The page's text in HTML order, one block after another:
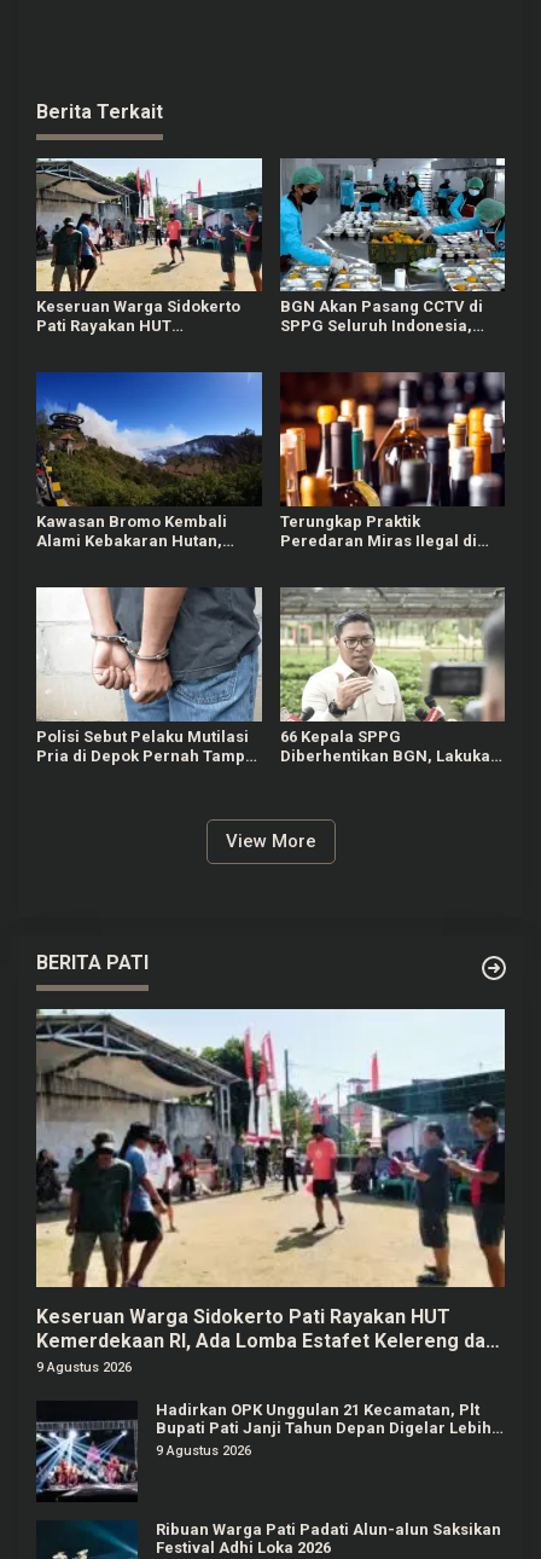
Berita Terkait
Keseruan Warga Sidokerto
Pati Rayakan HUT
BGN Akan Pasang CCTV di
SPPG Seluruh Indonesia,
Kawasan Bromo Kembali
Alami Kebakaran Hutan,
Terungkap Praktik
Peredaran Miras Ilegal di
Polisi Sebut Pelaku Mutilasi
Pria di Depok Pernah Tampil
66 Kepala SPPG
Diberhentikan BGN, Lakukan
View More
BERITA PATI
Keseruan Warga Sidokerto Pati Rayakan HUT
Kemerdekaan RI, Ada Lomba Estafet Kelereng dan
Baris-berbaris
9 Agustus 2026
Hadirkan OPK Unggulan 21 Kecamatan, Plt
Bupati Pati Janji Tahun Depan Digelar Lebih
Meriah
9 Agustus 2026
Ribuan Warga Pati Padati Alun-alun Saksikan
Festival Adhi Loka 2026